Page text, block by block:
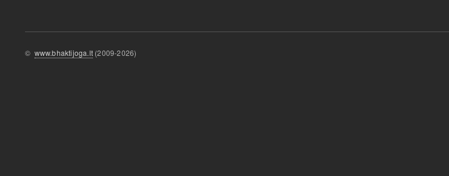
© www.bhaktijoga.lt (2009-2026)